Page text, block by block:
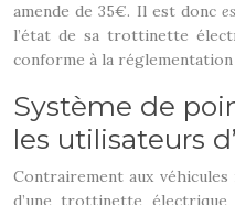
amende de 35€. Il est donc
l’état de sa trottinette
conforme à la réglementation
Système de
les utilisateurs
Contrairement aux
d’une trottinette